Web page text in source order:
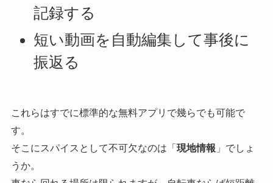
記録する
短い動画を自動編集して事後に
振返る
これらはすでに標準的な無料アプリで幾らでも可能で
す。
そこにスパイスとして不可欠なのは「現地情報 」でしょ
うか。